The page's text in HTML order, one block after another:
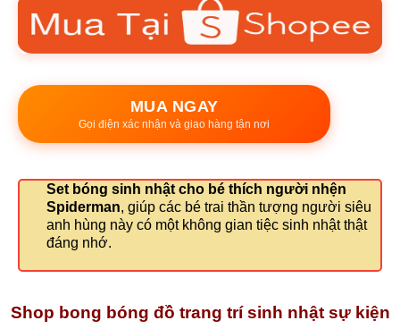
MUA NGAY
Gọi điện xác nhận và giao hàng tận nơi
Set bóng sinh nhật cho bé thích người nhện
Spiderman, giúp các bé trai thần tượng người siêu
anh hùng này có một không gian tiệc sinh nhật thật
đáng nhớ.
Shop bong bóng đồ trang trí sinh nhật sự kiện